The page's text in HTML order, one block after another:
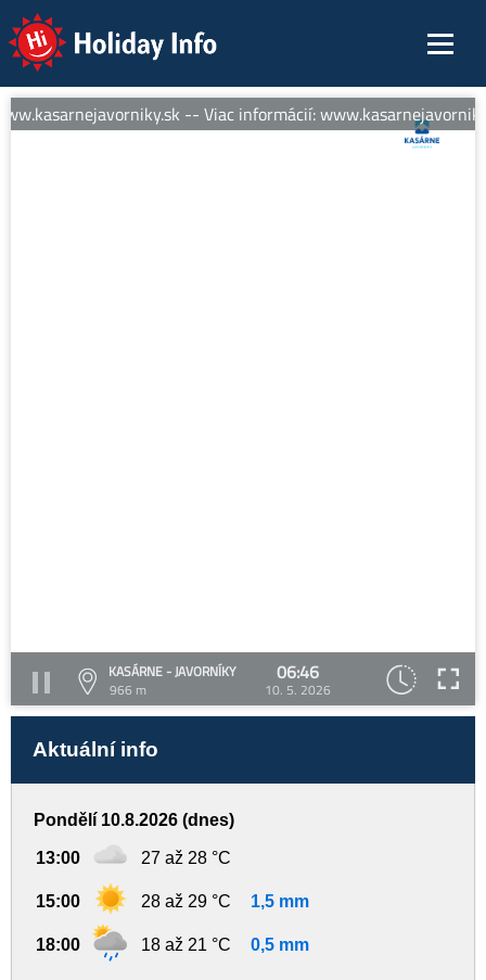
Holiday Info
-- Viac informácií:
KASÁRNE - JAVORNÍKY
966 m
06:46
10. 5. 2026
Aktuální info
Pondělí 10.8.2026 (dnes)
13:00 27 až 28 °C
15:00 28 až 29 °C 1,5 mm
18:00 18 až 21 °C 0,5 mm